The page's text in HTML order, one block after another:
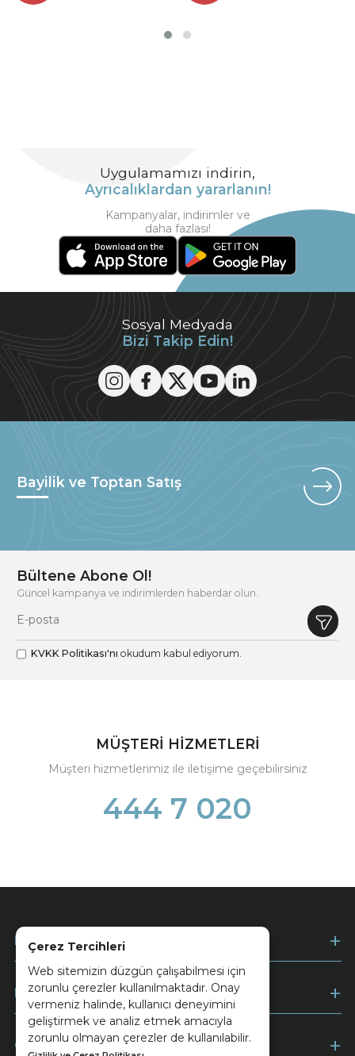
Çerez Tercihleri
Web sitemizin düzgün çalışabilmesi için
zorunlu çerezler kullanılmaktadır. Onay
vermeniz halinde, kullanıcı deneyimini
geliştirmek ve analiz etmek amacıyla
zorunlu olmayan çerezler de kullanılabilir.
Sosyal Medyada
Bizi Takip Edin!
Uygulamamızı indirin,
Ayrıcalıklardan yararlanın!
Kampanyalar, indirimler ve
daha fazlası!
Bayilik ve Toptan Satış
Bültene Abone Ol!
Güncel kampanya ve indirimlerden haberdar olun.
KVKK Politikası'nı okudum kabul ediyorum.
MÜŞTERİ HİZMETLERİ
Müşteri hizmetlerimiz ile iletişime geçebilirsiniz
444 7 020
Kurumsal
Müşteri Hizmetleri
Ödeme